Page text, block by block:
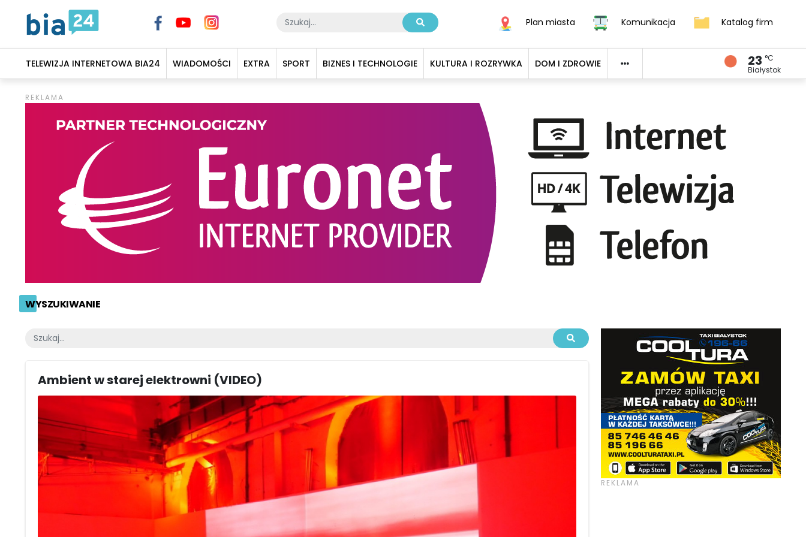
Plan miasta Komunikacja Katalog firm
TELEWIZJA INTERNETOWA BIA24 WIADOMOŚCI EXTRA SPORT BIZNES I TECHNOLOGIE KULTURA I ROZRYWKA DOM I ZDROWIE 23 °C
Białystok
WYSZUKIWANIE
Ambient w starej elektrowni (VIDEO)